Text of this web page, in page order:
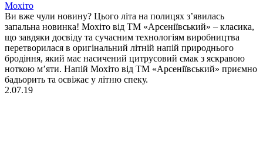
Мохіто
Ви вже чули новину? Цього літа на полицях з’явилась
запальна новинка! Мохіто від ТМ «Арсеніївський» – класика,
що завдяки досвіду та сучасним технологіям виробництва
перетворилася в оригінальний літній напій природнього
бродіння, який має насичений цитрусовий смак з яскравою
ноткою м’яти. Напій Мохіто від ТМ «Арсеніївський» приємно
бадьорить та освіжає у літню спеку.
2.07.19